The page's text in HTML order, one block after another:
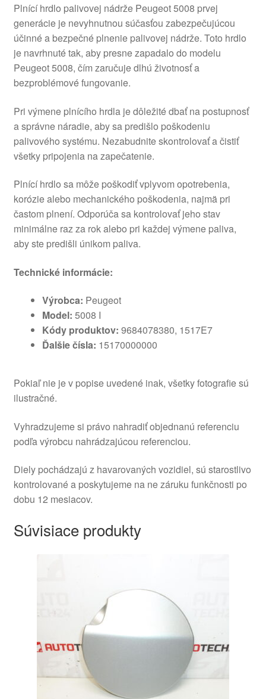
Plnící hrdlo palivovej nádrže Peugeot 5008 prvej
generácie je nevyhnutnou súčasťou zabezpečujúcou
účinné a bezpečné plnenie palivovej nádrže. Toto hrdlo
je navrhnuté tak, aby presne zapadalo do modelu
Peugeot 5008, čím zaručuje dlhú životnosť a
bezproblémové fungovanie.
Pri výmene plnícího hrdla je dôležité dbať na postupnosť
a správne náradie, aby sa predišlo poškodeniu
palivového systému. Nezabudnite skontrolovať a čistiť
všetky pripojenia na zapečatenie.
Plnící hrdlo sa môže poškodiť vplyvom opotrebenia,
korózie alebo mechanického poškodenia, najmä pri
častom plnení. Odporúča sa kontrolovať jeho stav
minimálne raz za rok alebo pri každej výmene paliva,
aby ste predišli únikom paliva.
Technické informácie:
Výrobca: Peugeot
Model: 5008 I
Kódy produktov: 9684078380, 1517E7
Ďalšie čísla: 15170000000
Pokiaľ nie je v popise uvedené inak, všetky fotografie sú
ilustračné.
Vyhradzujeme si právo nahradiť objednanú referenciu
podľa výrobcu nahrádzajúcou referenciou.
Diely pochádzajú z havarovaných vozidiel, sú starostlivo
kontrolované a poskytujeme na ne záruku funkčnosti po
dobu 12 mesiacov.
Súvisiace produkty